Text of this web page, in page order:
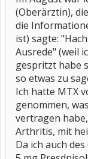
(Oberärztin),
die
ist) sagte:
Ausrede" (weil
gespritzt habe
so etwas zu
Ich hatte MTX
genommen,
vertragen
Arthritis, mit
Da ich auch